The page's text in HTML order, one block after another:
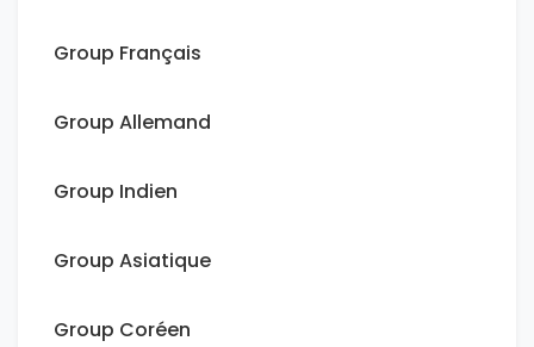
Group Français
Group Allemand
Group Indien
Group Asiatique
Group Coréen